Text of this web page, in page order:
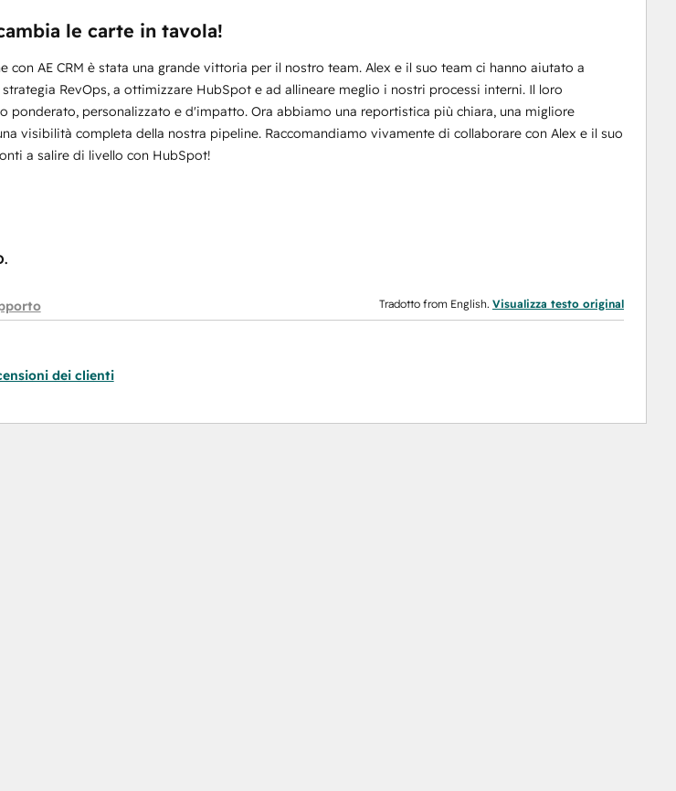
le carte in tavola!
con AE CRM è stata una grande vittoria per il nostro team. Alex e il suo team ci hanno aiutato a
RevOps, a ottimizzare HubSpot e ad allineare meglio i nostri processi interni. Il loro
ponderato, personalizzato e d'impatto. Ora abbiamo una reportistica più chiara, una migliore
visibilità completa della nostra pipeline. Raccomandiamo vivamente di collaborare con Alex e il suo
a salire di livello con HubSpot!
Tradotto from English. Visualizza testo original
dei clienti